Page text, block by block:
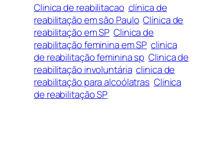
Clinica de reabilitacao clínica de
reabilitação em são Paulo Clínica de
reabilitação em SP Clinica de
reabilitação feminina em SP clinica
de reabilitação feminina sp Clinica de
reabilitação involuntária clinica de
reabilitação para alcoólatras Clinica
de reabilitação SP